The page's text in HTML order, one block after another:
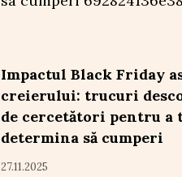
Impactul Black Friday
creierului: trucuri
de cercetători pentru a
determina să cumperi
27.11.2025